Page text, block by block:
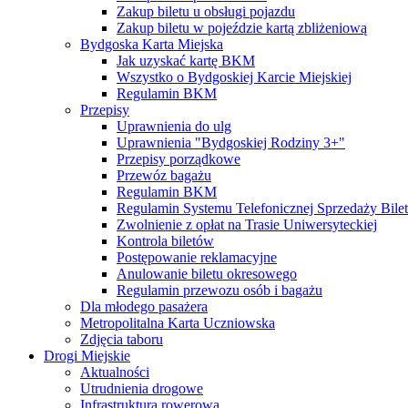
Zakup biletu u obsługi pojazdu
Zakup biletu w pojeździe kartą zbliżeniową
Bydgoska Karta Miejska
Jak uzyskać kartę BKM
Wszystko o Bydgoskiej Karcie Miejskiej
Regulamin BKM
Przepisy
Uprawnienia do ulg
Uprawnienia "Bydgoskiej Rodziny 3+"
Przepisy porządkowe
Przewóz bagażu
Regulamin BKM
Regulamin Systemu Telefonicznej Sprzedaży
Zwolnienie z opłat na Trasie Uniwersyteckiej
Kontrola biletów
Postępowanie reklamacyjne
Anulowanie biletu okresowego
Regulamin przewozu osób i bagażu
Dla młodego pasażera
Metropolitalna Karta Uczniowska
Zdjęcia taboru
Drogi Miejskie
Aktualności
Utrudnienia drogowe
Infrastruktura rowerowa